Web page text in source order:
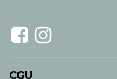
CGU